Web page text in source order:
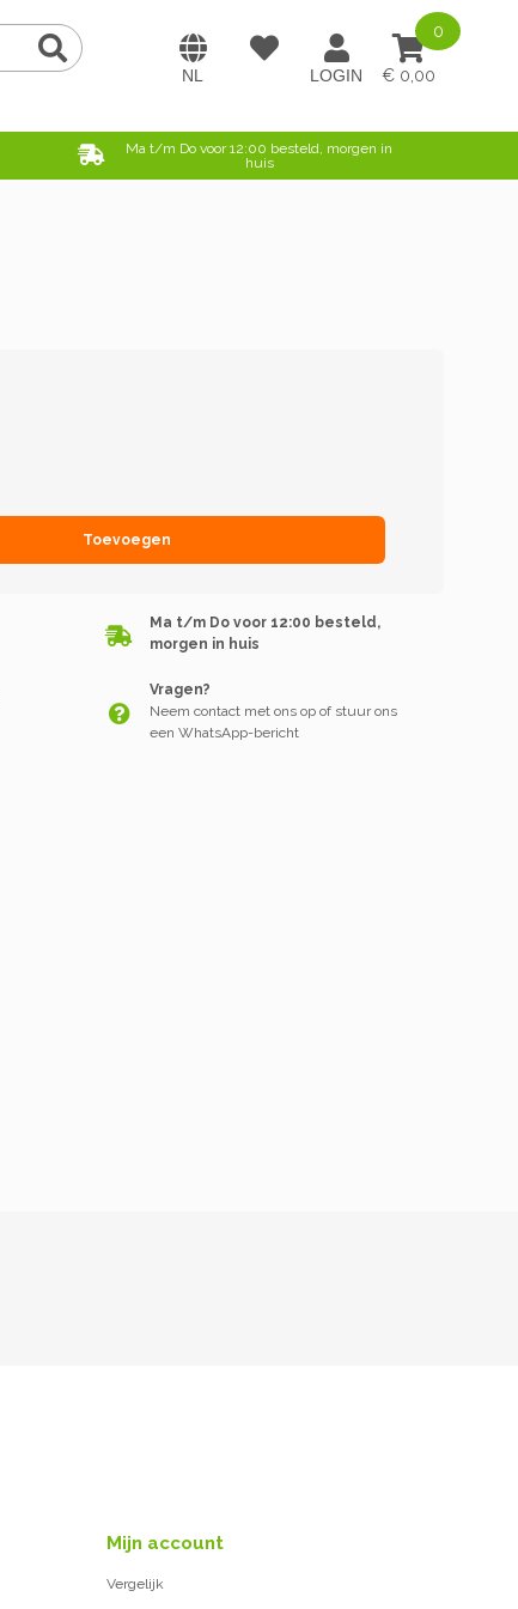
0,00
0
Ma t/m Do voor 12:00 besteld, morgen in
huis
Toevoegen
Ma t/m Do voor 12:00 besteld,
morgen in huis
Vragen?
Neem contact met ons op of stuur ons
een WhatsApp-bericht
Mijn account
Vergelijk